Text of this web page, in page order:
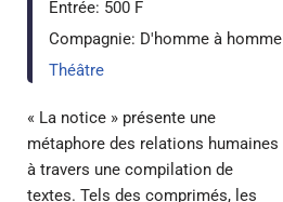
Entrée: 500 F
Compagnie: D'homme à homme
Théâtre
« La notice » présente une
métaphore des relations humaines
à travers une compilation de
textes. Tels des comprimés, les